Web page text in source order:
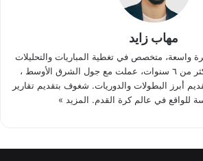
مهاب زايد
واسعة، متخصص في تغطية المباريات والتحليلات
الفنية. مع خبرة تمتد لأكثر من ٦ سنوات، عملت مع جول الشرق الأوسط ،
أبرز البطولات والدوريات. شغوف بتقديم تقارير
للواقع في عالم كرة القدم. المزيد »